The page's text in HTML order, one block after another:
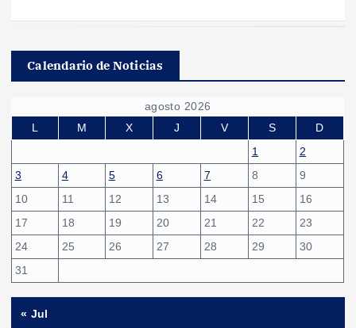
Calendario de Noticias
agosto 2026
L
M X J V S
D
1
2
3
4 5 6 7 8
9
10
11 12 13 14 15
16
17
18 19 20 21 22
23
24
25 26 27 28 29
30
31
« Jul